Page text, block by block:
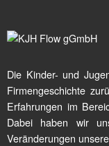
Die Kinder- und
Firmengeschichte
Erfahrungen im
Dabei haben wir
Veränderungen